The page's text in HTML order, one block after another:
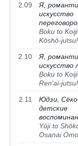
2.09
Я,
искусство
Boku to
Kōshō-jutsu!
2.10
Я,
искусство
Boku to
Ren'ai-jutsu!
2.11
Юдзи,
детские
Yūji to
Osanai